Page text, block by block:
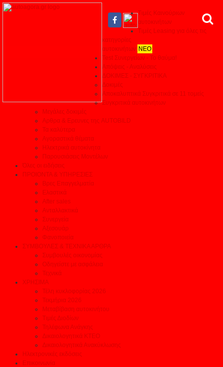
Τιμές Καινούριων
αυτοκινήτων
Τιμές Leasing για όλες τις
κατηγορίες
αυτοκινήτων ΝΕΟ
Test Συνεργείων - Το θαύμα!
Απόψεις - Αναλύσεις
ΔΟΚΙΜΕΣ - ΣΥΓΚΡΙΤΙΚΑ
Δοκιμές
Αποκαλυπτικά Συγκριτικά σε 11 τομείς
Συγκριτικά αυτοκινήτων
Μεγάλες δοκιμές
Αρθρα & Ερευνες της AUTOBILD
Τα καλύτερα
Αγοραστικά θέματα
Ηλεκτρικά αυτοκίνητα
Παρουσιάσεις Μοντέλων
Όλες οι ειδήσεις
ΠΡΟΙΟΝΤΑ & ΥΠΗΡΕΣΙΕΣ
Βρες Επαγγελματία
Ελαστικά
After sales
Ανταλλακτικά
Συνεργεία
Αξεσουάρ
Φανοποιεία
ΣΥΜΒΟΥΛΕΣ & ΤΕΧΝΙΚΑ ΑΡΘΡΑ
Συμβουλές οικονομίας
Οδηγείστε με ασφάλεια
Τεχνικά
ΧΡΗΣΙΜΑ
Τέλη κυκλοφορίας 2026
Τεκμήρια 2026
Μεταβίβαση αυτοκινήτου
Τιμές Διοδίων
Τηλέφωνα Ανάγκης
Δικαιολογητικά ΚΤΕΟ
Δικαιολογητικά Ανακύκλωσης
Ηλεκτρονικές εκδόσεις
Επικοινωνία